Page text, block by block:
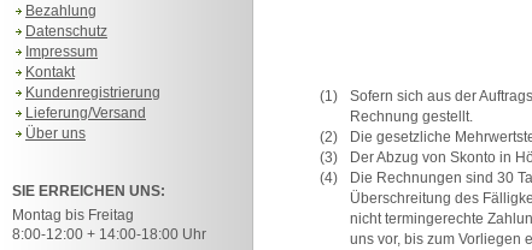
Bezahlung
Datenschutz
Impressum
Kontakt
Kundenregistrierung
Lieferung/Versand
Über uns
SIE ERREICHEN UNS:
Montag bis Freitag
8:00-12:00 + 14:00-18:00 Uhr
(1)
Sofern sich aus der
Rechnung gestellt.
(2)
Die gesetzliche
(3)
Der Abzug von Skonto in
(4)
Die Rechnungen sind 30
Überschreitung des
nicht termingerechte
uns vor, bis zum Vorliegen